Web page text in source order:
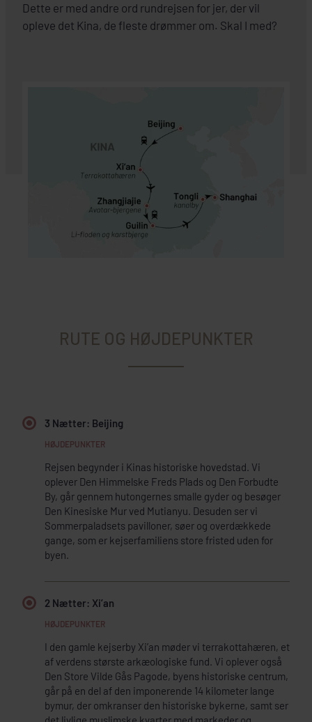
Dette er med andre ord rundrejsen for jer, der vil
opleve det Kina, de fleste drømmer om. Skal I med?
RUTE OG HØJDEPUNKTER
3 Nætter: Beijing
Rejsen begynder i Kinas historiske hovedstad. Vi
oplever Den Himmelske Freds Plads og Den Forbudte
By, går gennem hutongernes smalle gyder og besøger
Den Kinesiske Mur ved Mutianyu. Desuden ser vi
Sommerpaladsets pavilloner, søer og overdækkede
gange, som er kejserfamiliens store fristed uden for
byen.
2 Nætter: Xi’an
I den gamle kejserby Xi’an møder vi terrakottahæren, et
af verdens største arkæologiske fund. Vi oplever også
Den Store Vilde Gås Pagode, byens historiske centrum,
går på en del af den imponerende 14 kilometer lange
bymur, der omkranser den historiske bykerne, samt ser